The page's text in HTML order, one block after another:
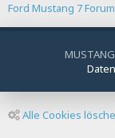
Ford Mustang 7 Forum
Alle Cookies